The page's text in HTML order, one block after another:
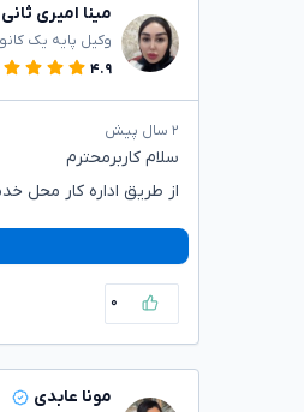
مینا امیری ثانی
وکیل پایه یک
۴.۹
۲ سال پیش
سلام کاربر‌محترم
از طریق اداره کار محل
۰
مونا عابدی